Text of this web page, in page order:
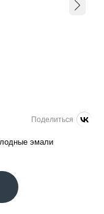
Поделиться
эмали